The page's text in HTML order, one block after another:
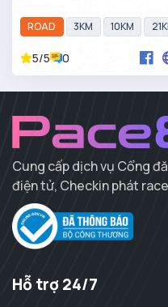
ROAD 3KM 10KM
5/5 0
Cung cấp dịch vụ Cổng
điện tử, Checkin phát
Hỗ trợ 24/7